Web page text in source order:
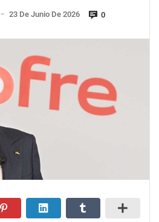
— 23 De Junio De 2026 0